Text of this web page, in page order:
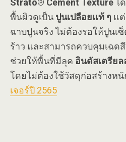
Strato® Cement Textureไ
พื้นผิวดูเป็น ปูนเปลือยแท้ ๆ แ
ฉาบปูนจริง ไม่ต้องรอให้ปูนเ
ร้าว และสามารถควบคุมเฉด
ช่วยให้พื้นที่มีลุค อินดัสเตรีย
โดยไม่ต้องใช้วัสดุก่อสร้างหนั
เจอร์ปี 2565